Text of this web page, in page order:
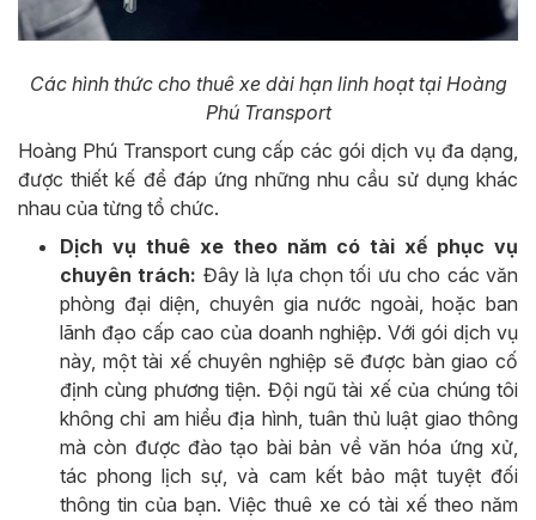
Các hình thức cho thuê xe dài hạn linh hoạt tại Hoàng
Phú Transport
Hoàng Phú Transport cung cấp các gói dịch vụ đa dạng,
được thiết kế để đáp ứng những nhu cầu sử dụng khác
nhau của từng tổ chức.
Dịch vụ thuê xe theo năm có tài xế phục vụ
chuyên trách: Đây là lựa chọn tối ưu cho các văn
phòng đại diện, chuyên gia nước ngoài, hoặc ban
lãnh đạo cấp cao của doanh nghiệp. Với gói dịch vụ
này, một tài xế chuyên nghiệp sẽ được bàn giao cố
định cùng phương tiện. Đội ngũ tài xế của chúng tôi
không chỉ am hiểu địa hình, tuân thủ luật giao thông
mà còn được đào tạo bài bản về văn hóa ứng xử,
tác phong lịch sự, và cam kết bảo mật tuyệt đối
thông tin của bạn. Việc thuê xe có tài xế theo năm